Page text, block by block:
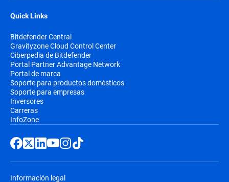
Quick Links
Bitdefender Central
Gravityzone Cloud Control Center
Ciberpedia de Bitdefender
Portal Partner Advantage Network
Portal de marca
Soporte para productos domésticos
Soporte para empresas
Inversores
Carreras
InfoZone
Información legal